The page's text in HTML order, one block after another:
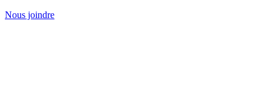
Nous joindre